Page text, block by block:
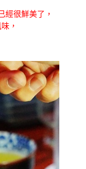
經很鮮美了，
，